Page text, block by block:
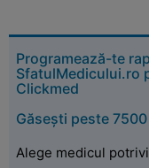
Programează-te
SfatulMedicului.ro
Clickmed
Găsești peste
Alege medicul